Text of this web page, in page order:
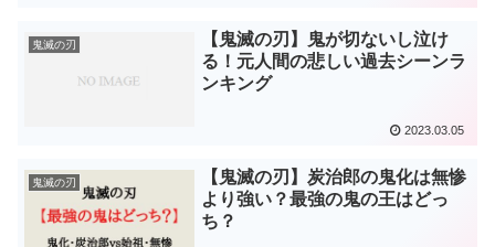
鬼滅の刃
【鬼滅の刃】鬼が切ないし泣け
る！元人間の悲しい過去シーンラ
ンキング
2023.03.05
鬼滅の刃
【鬼滅の刃】炭治郎の鬼化は無惨
より強い？最強の鬼の王はどっ
ち？